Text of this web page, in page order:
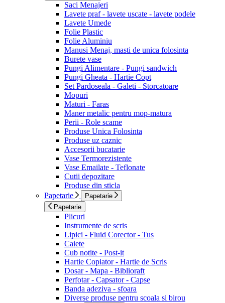
Saci Menajeri
Lavete praf - lavete uscate - lavete podele
Lavete Umede
Folie Plastic
Folie Aluminiu
Manusi Menaj, masti de unica folosinta
Burete vase
Pungi Alimentare - Pungi sandwich
Pungi Gheata - Hartie Copt
Set Pardoseala - Galeti - Storcatoare
Mopuri
Maturi - Faras
Maner metalic pentru mop-matura
Perii - Role scame
Produse Unica Folosinta
Produse uz caznic
Accesorii bucatarie
Vase Termorezistente
Vase Emailate - Teflonate
Cutii depozitare
Produse din sticla
Papetarie
Papetarie
Papetarie
Plicuri
Instrumente de scris
Lipici - Fluid Corector - Tus
Caiete
Cub notite - Post-it
Hartie Copiator - Hartie de Scris
Dosar - Mapa - Biblioraft
Perfotar - Capsator - Capse
Banda adeziva - sfoara
Diverse produse pentru scoala si birou